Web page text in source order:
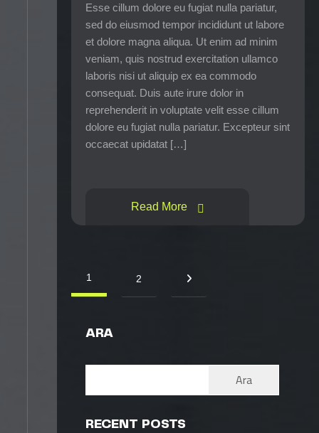
Esse cillum dolore eu fugiat nulla pariatur,
sed do eiusmod tempor incididunt ut labore
et dolore magna aliqua. Ut enim ad minim
veniam, quis nostrud exercitation ullamco
laboris nisi ut aliquip ex ea commodo
consequat. Duis aute irure dolor in
reprehenderit in voluptate velit esse cillum
dolore eu fugiat nulla pariatur. Excepteur sint
occaecat upidatat […]
Read More
1 2
ARA
Ara
RECENT POSTS